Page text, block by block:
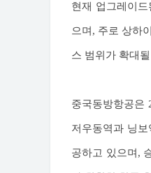
현재 업그레이드
으며, 주로 상하
스 범위가 확대
중국동방항공은
저우동역과 닝보
공하고 있으며,